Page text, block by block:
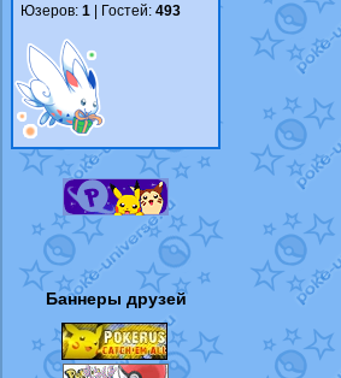
Юзеров: 1 | Гостей: 493
Баннеры друзей